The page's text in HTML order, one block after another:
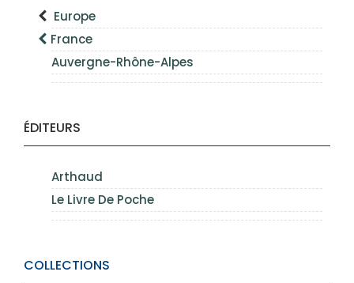
Europe
France
Auvergne-Rhône-Alpes
ÉDITEURS
Arthaud
Le Livre De Poche
COLLECTIONS